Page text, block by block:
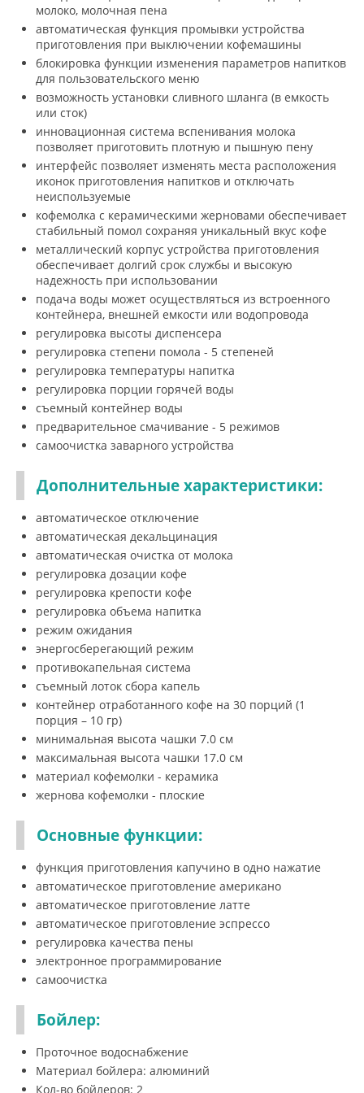
молоко, молочная пена
автоматическая функция промывки устройства
приготовления при выключении кофемашины
блокировка функции изменения параметров напитков
для пользовательского меню
возможность установки сливного шланга (в емкость
или сток)
инновационная система вспенивания молока
позволяет приготовить плотную и пышную пену
интерфейс позволяет изменять места расположения
иконок приготовления напитков и отключать
неиспользуемые
кофемолка с керамическими жерновами обеспечивает
стабильный помол сохраняя уникальный вкус кофе
металлический корпус устройства приготовления
обеспечивает долгий срок службы и высокую
надежность при использовании
подача воды может осуществляться из встроенного
контейнера, внешней емкости или водопровода
регулировка высоты диспенсера
регулировка степени помола - 5 степеней
регулировка температуры напитка
регулировка порции горячей воды
съемный контейнер воды
предварительное смачивание - 5 режимов
самоочистка заварного устройства
Дополнительные характеристики:
автоматическое отключение
автоматическая декальцинация
автоматическая очистка от молока
регулировка дозации кофе
регулировка крепости кофе
регулировка объема напитка
режим ожидания
энергосберегающий режим
противокапельная система
съемный лоток сбора капель
контейнер отработанного кофе на 30 порций (1
порция – 10 гр)
минимальная высота чашки 7.0 см
максимальная высота чашки 17.0 см
материал кофемолки - керамика
жернова кофемолки - плоские
Основные функции:
функция приготовления капучино в одно нажатие
автоматическое приготовление американо
автоматическое приготовление латте
автоматическое приготовление эспрессо
регулировка качества пены
электронное программирование
самоочистка
Бойлер:
Проточное водоснабжение
Материал бойлера: алюминий
Кол-во бойлеров: 2